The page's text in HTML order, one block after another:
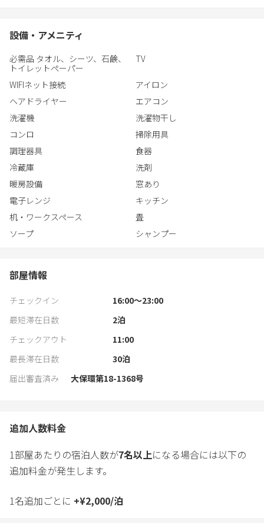
設備・アメニティ
必需品 タオル、シーツ、石鹸、
トイレットペーパー
TV
WIFIネット接続
アイロン
ヘアドライヤー
エアコン
洗濯機
洗濯物干し
コンロ
掃除用具
調理器具
食器
冷蔵庫
洗剤
暖房設備
窓あり
電子レンジ
キッチン
机・ワークスペース
畳
ソープ
シャンプー
部屋情報
チェックイン
16:00〜23:00
最短滞在日数
2泊
チェックアウト
11:00
最長滞在日数
30泊
届出審査済み
大保環第18-1368号
追加人数料金
1部屋あたりの宿泊人数が7名以上になる場合には以下の
追加料金が発生します。
1名追加ごとに +¥2,000/泊